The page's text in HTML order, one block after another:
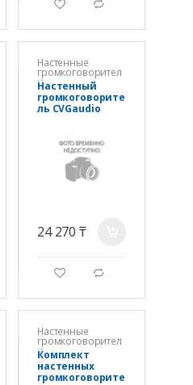
g d
Настенные
громкоговорител
и
Настенный
громкоговорите
ль CVGaudio
24 270 ₸
g d
Настенные
громкоговорител
и
Комплект
настенных
громкоговорите